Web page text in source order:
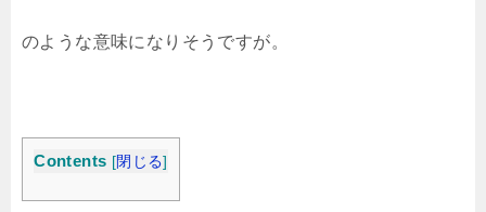
のような意味になりそうですが。
Contents [閉じる]